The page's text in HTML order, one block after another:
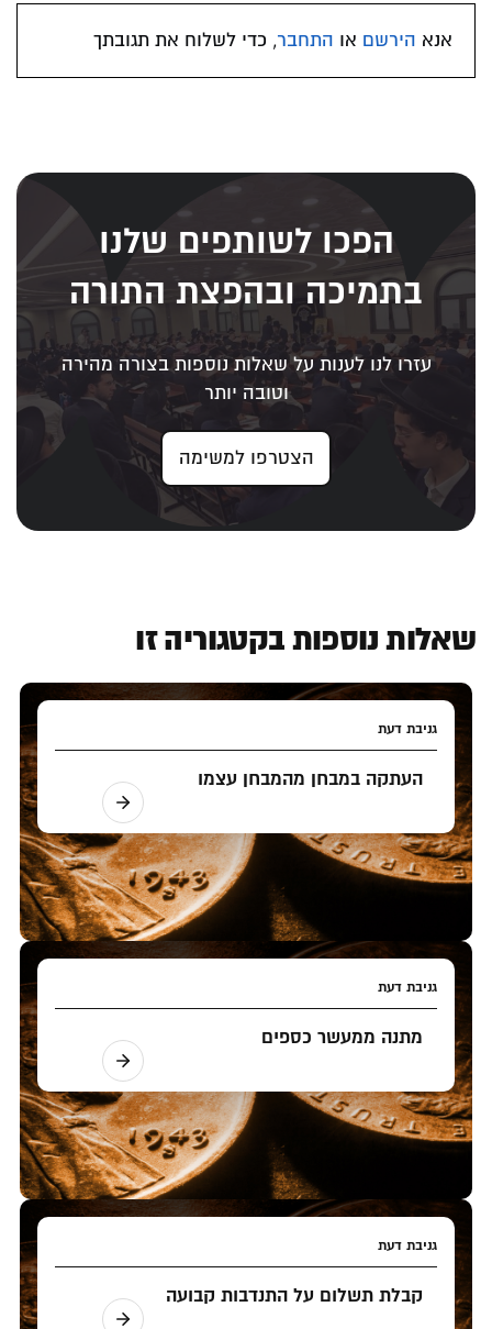
אנא הירשם או התחבר, כדי לשלוח את תגובתך
הפכו לשותפים שלנו
בתמיכה ובהפצת התורה
עזרו לנו לענות על שאלות נוספות בצורה מהירה
וטובה יותר
הצטרפו למשימה
שאלות נוספות בקטגוריה זו
גניבת דעת
העתקה במבחן מהמבחן עצמו
גניבת דעת
מתנה ממעשר כספים
גניבת דעת
קבלת תשלום על התנדבות קבועה